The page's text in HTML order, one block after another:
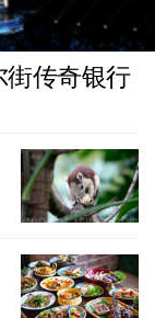
街传奇银行